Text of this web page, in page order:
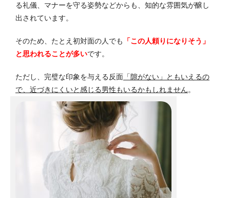
る礼儀、マナーを守る姿勢などからも、知的な雰囲気が醸し
出されています。
そのため、たとえ初対面の人でも
「この人頼りになりそう」
と思われることが多いです。
ただし、完璧な印象を与える反面 「隙がない」ともいえるの
で、近づきにくいと感じる男性もいるかもしれません。